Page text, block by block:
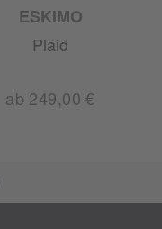
ESKIMO
Plaid
ab 249,00 €